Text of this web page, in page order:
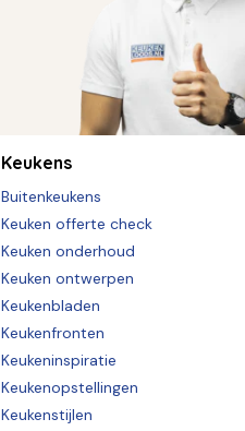
Keukens
Buitenkeukens
Keuken offerte check
Keuken onderhoud
Keuken ontwerpen
Keukenbladen
Keukenfronten
Keukeninspiratie
Keukenopstellingen
Keukenstijlen